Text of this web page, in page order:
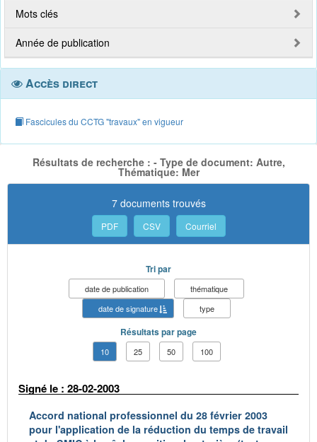
Mots clés
Année de publication
Accès direct
Fascicules du CCTG "travaux" en vigueur
Résultats de recherche : - Type de document: Autre,
Thématique: Mer
7 documents trouvés
PDF CSV Courriel
Tri par
date de publication
thématique
date de signature
type
Résultats par page
10 25 50 100
Signé le : 28-02-2003
Accord national professionnel du 28 février 2003
pour l'application de la réduction du temps de travail